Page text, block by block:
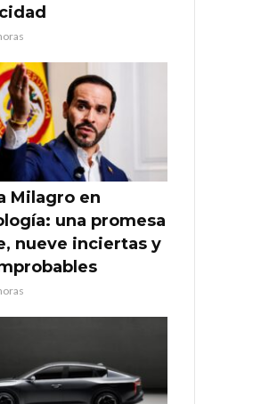
Milagro en
una promesa
nueve inciertas y